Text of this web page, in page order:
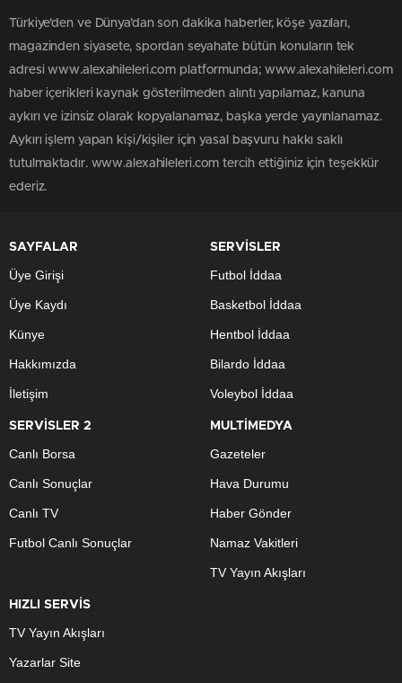
Türkiye'den ve Dünya’dan son dakika haberler, köşe yazıları,
magazinden siyasete, spordan seyahate bütün konuların tek
adresi www.alexahileleri.com platformunda; www.alexahileleri.com
haber içerikleri kaynak gösterilmeden alıntı yapılamaz, kanuna
aykırı ve izinsiz olarak kopyalanamaz, başka yerde yayınlanamaz.
Aykırı işlem yapan kişi/kişiler için yasal başvuru hakkı saklı
tutulmaktadır. www.alexahileleri.com tercih ettiğiniz için teşekkür
ederiz.
SAYFALAR
Üye Girişi
Üye Kaydı
Künye
Hakkımızda
İletişim
SERVİSLER
Futbol İddaa
Basketbol İddaa
Hentbol İddaa
Bilardo İddaa
Voleybol İddaa
SERVİSLER 2
Canlı Borsa
Canlı Sonuçlar
Canlı TV
Futbol Canlı Sonuçlar
MULTİMEDYA
Gazeteler
Hava Durumu
Haber Gönder
Namaz Vakitleri
TV Yayın Akışları
HIZLI SERVİS
TV Yayın Akışları
Yazarlar Site